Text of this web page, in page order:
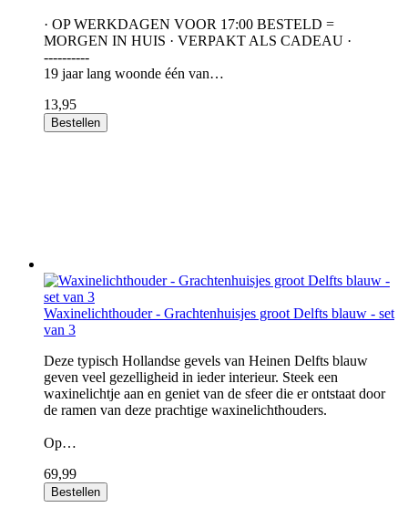
· OP WERKDAGEN VOOR 17:00 BESTELD =
MORGEN IN HUIS · VERPAKT ALS CADEAU ·
----------
19 jaar lang woonde één van…
13,95
Bestellen
Waxinelichthouder - Grachtenhuisjes groot Delfts blauw - set
van 3
Deze typisch Hollandse gevels van Heinen Delfts blauw
geven veel gezelligheid in ieder interieur. Steek een
waxinelichtje aan en geniet van de sfeer die er ontstaat door
de ramen van deze prachtige waxinelichthouders.
Op…
69,99
Bestellen